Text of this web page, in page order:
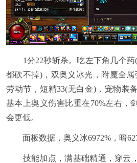
1分22秒斩杀。吃左下角几个药(
都砍不掉)，双奥义冰光，附魔全
劳动节，短精33(无白金)，宠物装
基本上奥义伤害比重在70%左右，
会更低。
面板数据，奥义冰6972%，暗
技能加点，满基础精通，穿云，